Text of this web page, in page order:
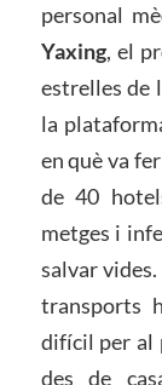
personal
Yaxing, el
estrelles de
la
en què va
de 40
metges i
salvar
transports
difícil per al
des de